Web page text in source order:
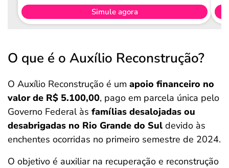
Simule agora
O que é o Auxílio Reconstrução?
O Auxílio Reconstrução é um apoio financeiro no
valor de R$ 5.100,00, pago em parcela única pelo
Governo Federal às famílias desalojadas ou
desabrigadas no Rio Grande do Sul devido às
enchentes ocorridas no primeiro semestre de 2024.
O objetivo é auxiliar na recuperação e reconstrução